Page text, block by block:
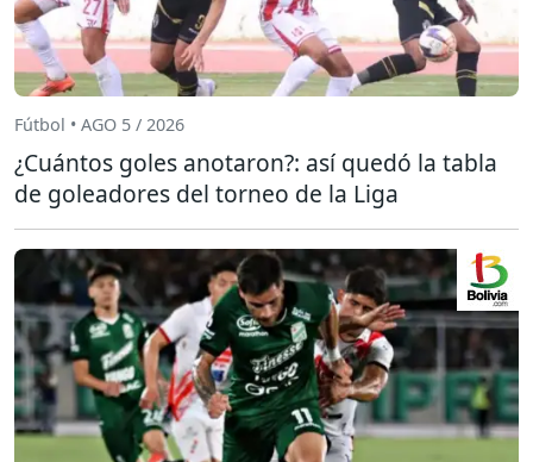
Fútbol • AGO 5 / 2026
¿Cuántos goles anotaron?: así quedó la tabla
de goleadores del torneo de la Liga